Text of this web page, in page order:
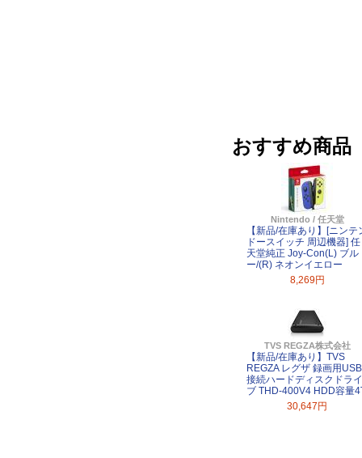
おすすめ商品
Nintendo / 任天堂
【新品/在庫あり】[ニンテ
ドースイッチ 周辺機器] 任
天堂純正 Joy-Con(L) ブル
ー/(R) ネオンイエロー
8,269円
TVS REGZA株式会社
【新品/在庫あり】TVS
REGZA レグザ 録画用USB
接続ハードディスクドライ
ブ THD-400V4 HDD容量
30,647円